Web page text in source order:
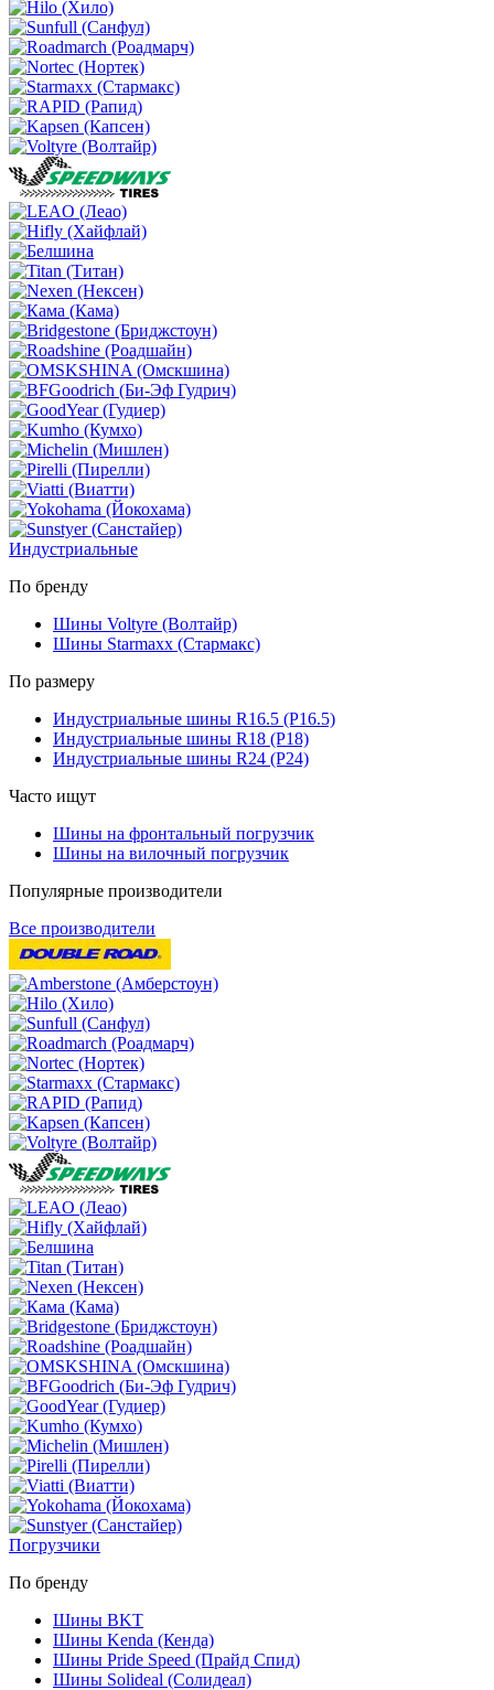
Индустриальные
По бренду
Шины Voltyre (Волтайр)
Шины Starmaxx (Стармакс)
По размеру
Индустриальные шины R16.5 (Р16.5)
Индустриальные шины R18 (Р18)
Индустриальные шины R24 (Р24)
Часто ищут
Шины на фронтальный погрузчик
Шины на вилочный погрузчик
Популярные производители
Все производители
Погрузчики
По бренду
Шины BKT
Шины Kenda (Кенда)
Шины Pride Speed (Прайд Спид)
Шины Solideal (Солидеал)